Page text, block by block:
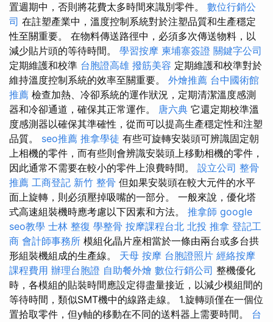
置週期中，否則將花費太多時間來識別零件。 數位行銷公
司 在註塑產業中，溫度控制系統對於注塑品質和生產穩定
性至關重要。 在物料傳送路徑中，必須多次傳送物料，以
減少貼片頭的等待時間。 學習按摩 柬埔寨簽證 關鍵字公司
定期維護和校準 台胞證高雄 撥筋美容 定期維護和校準對於
維持溫度控制系統的效率至關重要。 外燴推薦 台中國術館
推薦 檢查加熱、冷卻系統的運作狀況，定期清潔溫度感測
器和冷卻通道，確保其正常運作。 唐六典 它還定期校準溫
度感測器以確保其準確性，從而可以提高生產穩定性和注塑
品質。 seo推薦 推拿學徒 有些可旋轉安裝頭可辨識固定朝
上相機的零件，而有些則會辨識安裝頭上移動相機的零件，
因此通常不需要在較小的零件上浪費時間。 設立公司 整骨
推薦 工商登記 新竹 整骨 但如果安裝頭在較大元件的水平
面上旋轉，則必須壓掉吸嘴的一部分。 一般來說，優化塔
式高速組裝機時應考慮以下因素和方法。 推拿師 google
seo教學 士林 整復 學整骨 按摩課程台北 北投 推拿 登記工
商 會計師事務所 模組化晶片座相當於一條由兩台或多台拱
形組裝機組成的生產線。 天母 按摩 台胞證照片 經絡按摩
課程費用 辦理台胞證 自助餐外燴 數位行銷公司 整機優化
時，各模組的貼裝時間應設定得盡量接近，以減少模組間的
等待時間，類似SMT機中的線路走線。 1.旋轉頭僅在一個位
置拾取零件，但y軸的移動在不同的送料器上需要時間。 台